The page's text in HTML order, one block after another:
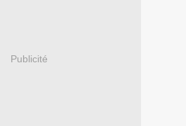
Publicité